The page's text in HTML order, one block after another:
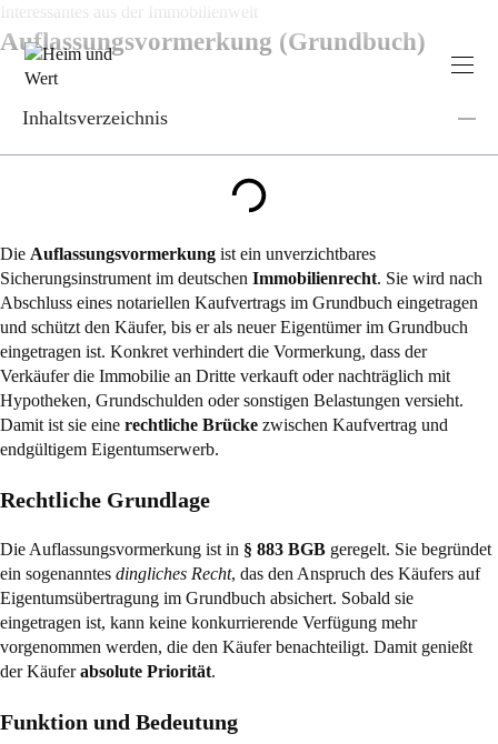
Zum
Inhalt
springen
Interessantes aus der Immobilienwelt
Auflassungsvormerkung (Grundbuch)
Inhaltsverzeichnis
Die Auflassungsvormerkung ist ein unverzichtbares
Sicherungsinstrument im deutschen Immobilienrecht. Sie wird nach
Abschluss eines notariellen Kaufvertrags im Grundbuch eingetragen
und schützt den Käufer, bis er als neuer Eigentümer im Grundbuch
eingetragen ist. Konkret verhindert die Vormerkung, dass der
Verkäufer die Immobilie an Dritte verkauft oder nachträglich mit
Hypotheken, Grundschulden oder sonstigen Belastungen versieht.
Damit ist sie eine rechtliche Brücke zwischen Kaufvertrag und
endgültigem Eigentumserwerb.
Rechtliche Grundlage
Die Auflassungsvormerkung ist in § 883 BGB geregelt. Sie begründet
ein sogenanntes dingliches Recht, das den Anspruch des Käufers auf
Eigentumsübertragung im Grundbuch absichert. Sobald sie
eingetragen ist, kann keine konkurrierende Verfügung mehr
vorgenommen werden, die den Käufer benachteiligt. Damit genießt
der Käuferabsolute Priorität.
Funktion und Bedeutung